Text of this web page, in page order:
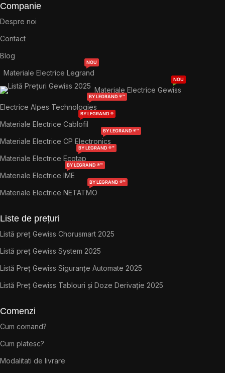
Companie
Despre noi
Contact
Blog
Materiale Electrice Legrand
NOU
Materiale Electrice Gewiss
NOU
Electrice Alpes Technologies
BY LEGRAND ®™
Materiale Electrice Cablofil
BY LEGRAND ®
Materiale Electrice CP Electronics
BY LEGRAND ®™
Materiale Electrice Ecotap
BY LEGRAND ®™
Materiale Electrice IME
BY LEGRAND ®™
Materiale Electrice NETATMO
BY LEGRAND ®™
Liste de prețuri
Listă preț Gewiss Chorusmart 2025
Listă preț Gewiss System 2025
Listă Preț Gewiss Siguranțe Automate 2025
Listă Preț Gewiss Tablouri și Doze Derivație 2025
Comenzi
Cum comand?
Cum platesc?
Modalitati de livrare